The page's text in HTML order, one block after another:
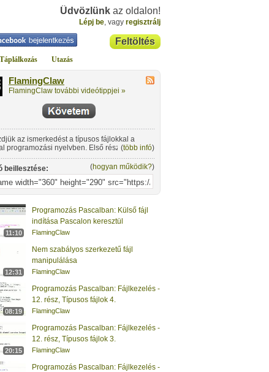
Üdvözlünk az oldalon!
Lépj be, vagy regisztrálj
Feltöltés
Táplálkozás Utazás
FlamingClaw
FlamingClaw további videótippjei »
az ismerkedést a típusos fájlokkal a
programozási nyelvben. Első részben az
ismerkedünk meg, mint megfogalmazás,
tárolás.
(több infó)
beillesztése: (hogyan működik?)
11:10
Programozás Pascalban: Külső fájl
indítása Pascalon keresztül
FlamingClaw
12:31
Nem szabályos szerkezetű fájl
manipulálása
FlamingClaw
08:19
Programozás Pascalban: Fájlkezelés -
12. rész, Típusos fájlok 4.
FlamingClaw
20:15
Programozás Pascalban: Fájlkezelés -
12. rész, Típusos fájlok 3.
FlamingClaw
Programozás Pascalban: Fájlkezelés -